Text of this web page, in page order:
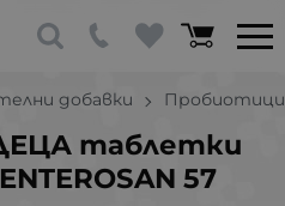
добавки
таблетки
57